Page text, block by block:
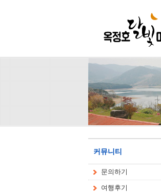
커뮤니티
문의하기
여행후기